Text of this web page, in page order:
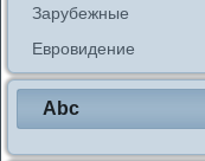
Зарубежные
Евровидение
Abc